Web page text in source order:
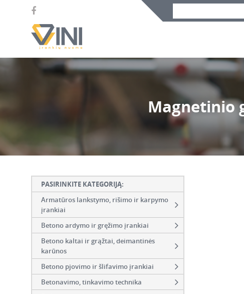
Magnetinio
PASIRINKITE KATEGORIJĄ:
Armatūros lankstymo, rišimo ir karpymo
įrankiai
Betono ardymo ir gręžimo įrankiai
Betono kaltai ir grąžtai, deimantinės
karūnos
Betono pjovimo ir šlifavimo įrankiai
Betonavimo, tinkavimo technika